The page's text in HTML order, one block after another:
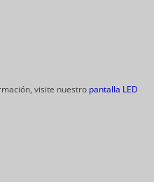
visite nuestro pantalla LED